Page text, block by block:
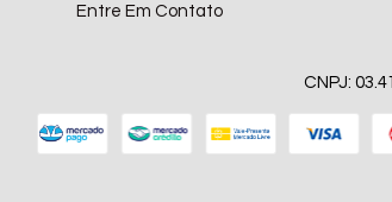
Entre Em Contato
CNPJ: